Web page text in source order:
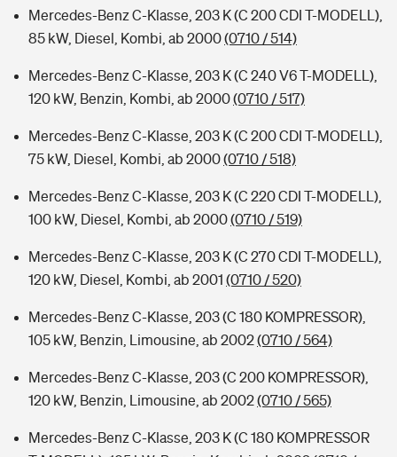
Mercedes-Benz C-Klasse, 203 K (C 200 CDI T-MODELL),
85 kW, Diesel, Kombi, ab 2000(0710 / 514)
Mercedes-Benz C-Klasse, 203 K (C 240 V6 T-MODELL),
120 kW, Benzin, Kombi, ab 2000(0710 / 517)
Mercedes-Benz C-Klasse, 203 K (C 200 CDI T-MODELL),
75 kW, Diesel, Kombi, ab 2000(0710 / 518)
Mercedes-Benz C-Klasse, 203 K (C 220 CDI T-MODELL),
100 kW, Diesel, Kombi, ab 2000(0710 / 519)
Mercedes-Benz C-Klasse, 203 K (C 270 CDI T-MODELL),
120 kW, Diesel, Kombi, ab 2001 (0710 / 520)
Mercedes-Benz C-Klasse, 203 (C 180 KOMPRESSOR),
105 kW, Benzin, Limousine, ab 2002(0710 / 564)
Mercedes-Benz C-Klasse, 203 (C 200 KOMPRESSOR),
120 kW, Benzin, Limousine, ab 2002(0710 / 565)
Mercedes-Benz C-Klasse, 203 K (C 180 KOMPRESSOR